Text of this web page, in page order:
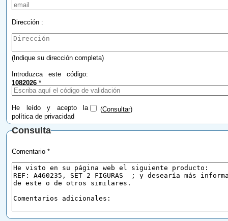
Dirección :
(Indique su dirección completa)
Introduzca este código:
1082026 *
He leído y acepto la
política de privacidad
(Consultar)
Consulta
Comentario *